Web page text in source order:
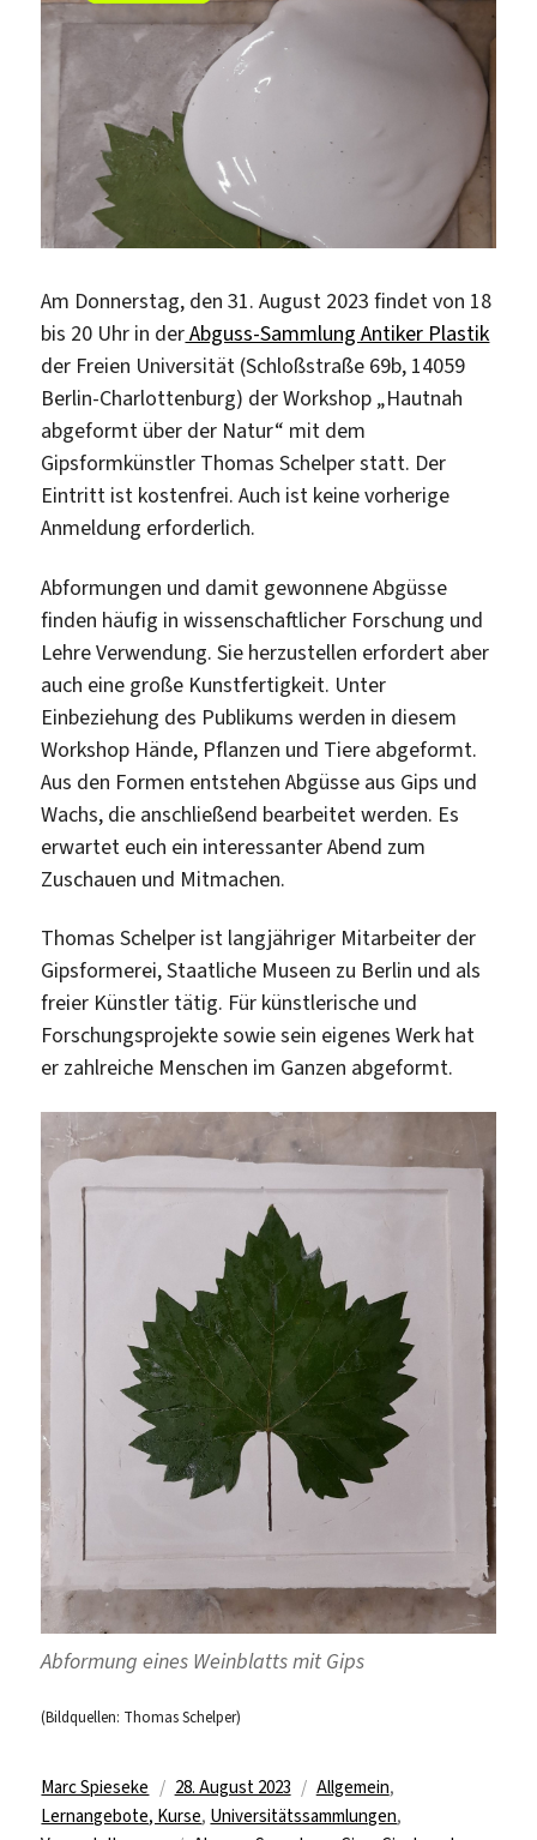
Am Donnerstag, den 31. August 2023 findet von 18
bis 20 Uhr in derAbguss-Sammlung Antiker Plastik
der Freien Universität (Schloßstraße 69b, 14059
Berlin-Charlottenburg) der Workshop „Hautnah
abgeformt über der Natur“ mit dem
Gipsformkünstler Thomas Schelper statt. Der
Eintritt ist kostenfrei. Auch ist keine vorherige
Anmeldung erforderlich.
Abformungen und damit gewonnene Abgüsse
finden häufig in wissenschaftlicher Forschung und
Lehre Verwendung. Sie herzustellen erfordert aber
auch eine große Kunstfertigkeit. Unter
Einbeziehung des Publikums werden in diesem
Workshop Hände, Pflanzen und Tiere abgeformt.
Aus den Formen entstehen Abgüsse aus Gips und
Wachs, die anschließend bearbeitet werden. Es
erwartet euch ein interessanter Abend zum
Zuschauen und Mitmachen.
Thomas Schelper ist langjähriger Mitarbeiter der
Gipsformerei, Staatliche Museen zu Berlin und als
freier Künstler tätig. Für künstlerische und
Forschungsprojekte sowie sein eigenes Werk hat
er zahlreiche Menschen im Ganzen abgeformt.
Abformung eines Weinblatts mit Gips
(Bildquellen: Thomas Schelper)
Autor
Marc Spieseke
Veröffentlicht
am
28. August 2023 Kategorien
Allgemein,
Lernangebote, Kurse, Universitätssammlungen,